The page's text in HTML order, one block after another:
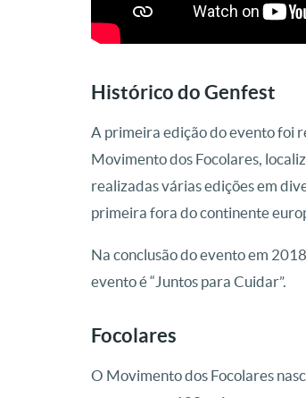
Histórico do Genfest
A primeira edição do evento foi
Movimento dos Focolares,
realizadas várias edições em
primeira fora do continente
Na conclusão do evento em
evento é “Juntos para Cuidar”.
Focolares
O Movimento dos Focolares